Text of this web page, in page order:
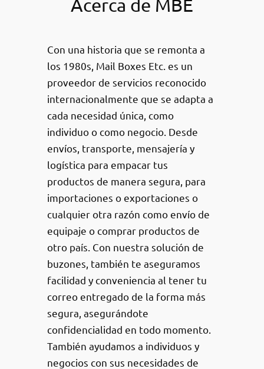
Acerca de MBE
Con una historia que se remonta a
los 1980s, Mail Boxes Etc. es un
proveedor de servicios reconocido
internacionalmente que se adapta a
cada necesidad única, como
individuo o como negocio. Desde
envíos, transporte, mensajería y
logística para empacar tus
productos de manera segura, para
importaciones o exportaciones o
cualquier otra razón como envío de
equipaje o comprar productos de
otro país. Con nuestra solución de
buzones, también te aseguramos
facilidad y conveniencia al tener tu
correo entregado de la forma más
segura, asegurándote
confidencialidad en todo momento.
También ayudamos a individuos y
negocios con sus necesidades de